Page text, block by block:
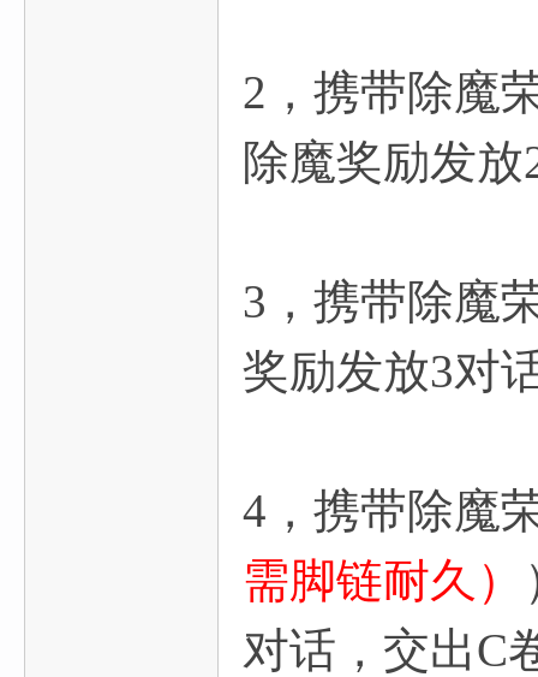
2，携带除魔
除魔奖励发
3，携带除魔
奖励发放3对
4，携带除魔
需脚链耐久）
对话，交出C